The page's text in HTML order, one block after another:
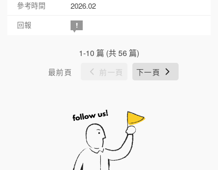
2026.02
1-10 篇 (共 56 篇)
最前頁 前一頁 下一頁